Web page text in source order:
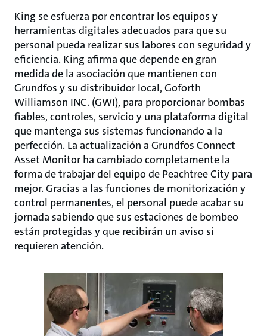
King se esfuerza por encontrar los equipos y
herramientas digitales adecuados para que su
personal pueda realizar sus labores con seguridad y
eficiencia. King afirma que depende en gran
medida de la asociación que mantienen con
Grundfos y su distribuidor local, Goforth
Williamson INC. (GWI), para proporcionar bombas
fiables, controles, servicio y una plataforma digital
que mantenga sus sistemas funcionando a la
perfección. La actualización a Grundfos Connect
Asset Monitor ha cambiado completamente la
forma de trabajar del equipo de Peachtree City para
mejor. Gracias a las funciones de monitorización y
control permanentes, el personal puede acabar su
jornada sabiendo que sus estaciones de bombeo
están protegidas y que recibirán un aviso si
requieren atención.